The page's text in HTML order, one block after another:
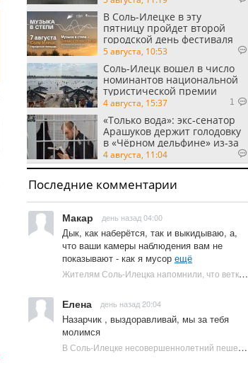
В Соль-Илецке в эту
пятницу пройдет второй
городской день фестиваля
«Музыка в степи»
5 августа, 10:53
Соль-Илецк вошел в число
номинантов национальной
туристической премии
Russian Traveler Awards
4 августа, 15:37 1
«Только вода»: экс‑сенатор
Арашуков держит голодовку
в «Чёрном дельфине» из‑за
духоты на рабочем месте
4 августа, 11:04
Последние комментарии
Макар день назад 04:00
Дык, как наберётся, так и выкидываю, а,
что ваши камеры наблюдения вам не
показывают - как я мусор ещё
Жителям Соль-Илецка напомнили, что ветки от деревьев нельзя оставлять на площадках ТКО | Новости Соль-Илецка
Елена день назад 20:04
Назарчик , выздоравливай, мы за тебя
молимся
В Соль-Илецке несовершеннолетний пешеход попал под колеса автомобиля | Новости Соль-Илецка